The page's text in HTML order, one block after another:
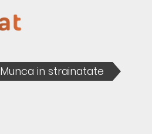
Munca in strainatate